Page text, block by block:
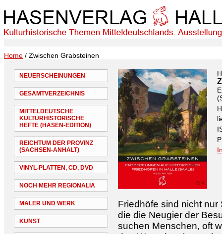
Home / Zwischen Grabsteinen
NEUERSCHEINUNGEN
GESAMTVERZEICHNIS
MITTELDEUTSCHE
KULTURHISTORISCHE
HEFTE (HASEN-EDITION)
REICHTUM DER PROVINZ
(SACHSEN-ANHALT)
VINYL-PLATTEN, CD, DVD
NOCH MEHR REGIONALIA
MALER UND WERK
KUNST
Friedhöfe sind nicht nur
die die Neugier der
suchen Menschen, oft